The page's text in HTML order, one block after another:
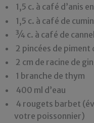
1,5 c. à café d’anis
1,5 c. à café de
¾ c. à café de
2 pincées de piment
2 cm de racine de
1 branche de thym
400 ml d’eau
4 rougets barbet
votre poissonnier)